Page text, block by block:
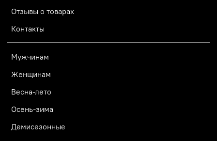
Отзывы о товарах
Контакты
Мужчинам
Женщинам
Весна-лето
Осень-зима
Демисезонные